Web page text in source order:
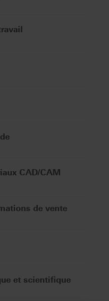
CAD/CAM
de vente
et scientifique